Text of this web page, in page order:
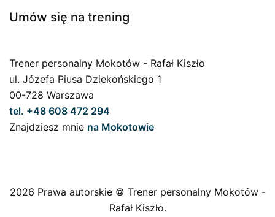
Umów się na trening
Trener personalny Mokotów - Rafał Kiszło
ul. Józefa Piusa Dziekońskiego 1
00-728 Warszawa
tel. +48 608 472 294
Znajdziesz mnie na Mokotowie
2026 Prawa autorskie © Trener personalny Mokotów -
Rafał Kiszło.